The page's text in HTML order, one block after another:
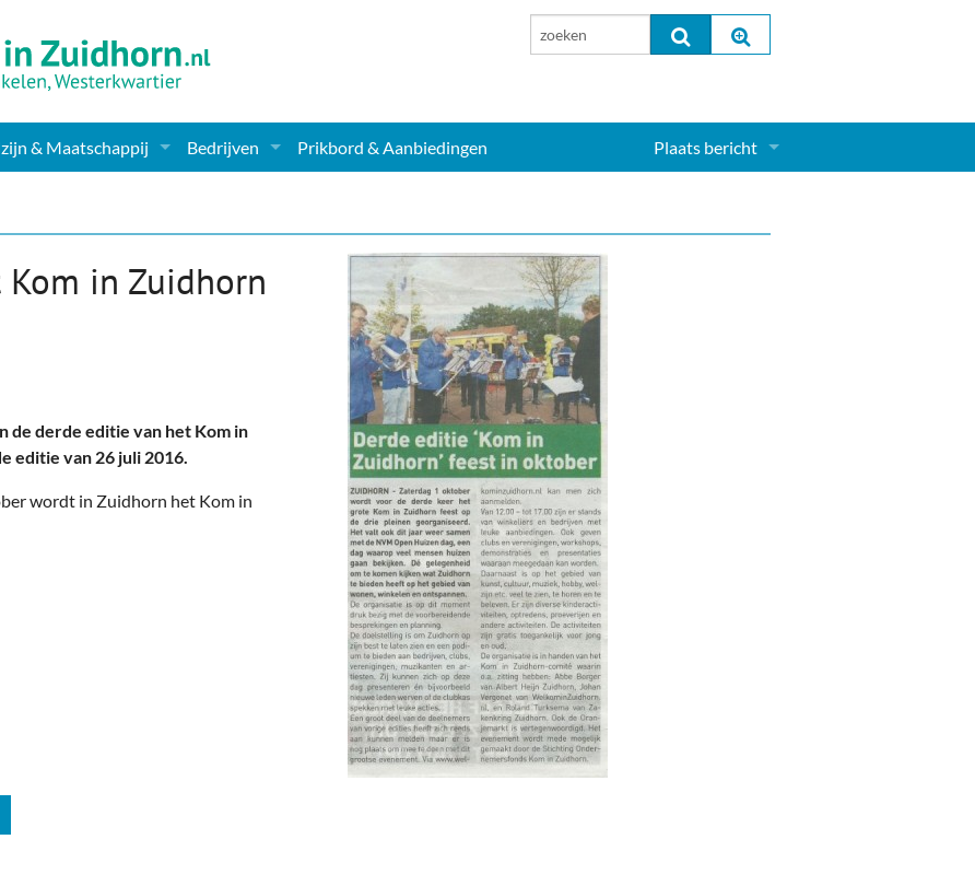
& Maatschappij
& Zorg
& jeugd
Bedrijven
Verzorging
Vervoer, Auto's & Fietsen
Wonen & Interieur
On-line bestellen in Zuidhorn
Financiën, Makelaars & Hypotheken
Diensten, Gemak & Zakelijk
(Ver) Bouw & Onderhoud
Prikbord & Aanbiedingen Plaats bericht
in Zuidhorn
de derde editie van het Kom in
editie van 26 juli 2016.
wordt in Zuidhorn het Kom in